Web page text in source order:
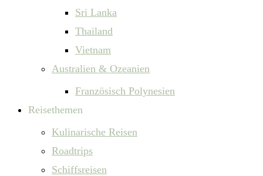
Sri Lanka
Thailand
Vietnam
Australien & Ozeanien
Französisch Polynesien
Reisethemen
Kulinarische Reisen
Roadtrips
Schiffsreisen